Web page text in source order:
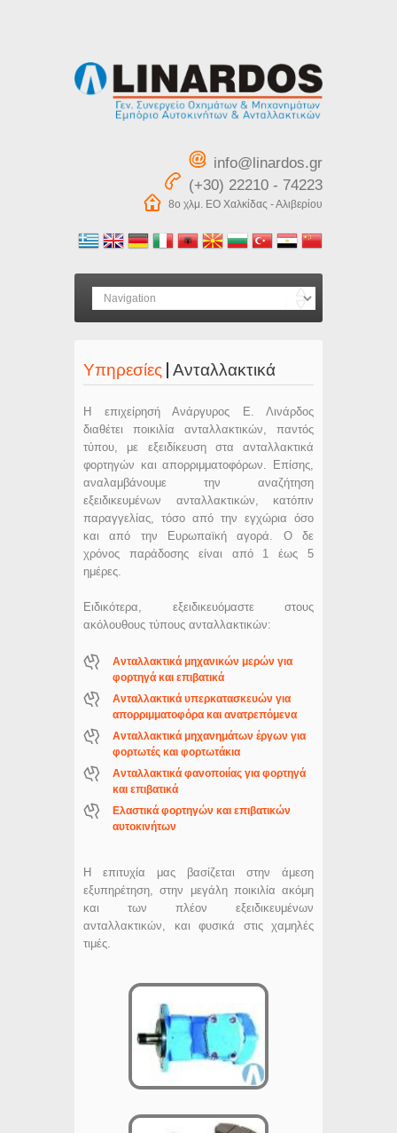
info@linardos.gr
(+30) 22210 - 74223
8ο χλμ. ΕΟ Χαλκίδας - Αλιβερίου
Υπηρεσίες | Ανταλλακτικά
Η επιχείρησή Ανάργυρος Ε. Λινάρδος
διαθέτει ποικιλία ανταλλακτικών, παντός
τύπου, με εξειδίκευση στα ανταλλακτικά
φορτηγών και απορριμματοφόρων. Επίσης,
αναλαμβάνουμε την αναζήτηση
εξειδικευμένων ανταλλακτικών, κατόπιν
παραγγελίας, τόσο από την εγχώρια όσο
και από την Ευρωπαϊκή αγορά. Ο δε
χρόνος παράδοσης είναι από 1 έως 5
ημέρες.
Ειδικότερα, εξειδικευόμαστε στους
ακόλουθους τύπους ανταλλακτικών:
Ανταλλακτικά μηχανικών μερών για
φορτηγά και επιβατικά
Ανταλλακτικά υπερκατασκευών για
απορριμματοφόρα και ανατρεπόμενα
Ανταλλακτικά μηχανημάτων έργων για
φορτωτές και φορτωτάκια
Ανταλλακτικά φανοποιίας για φορτηγά
και επιβατικά
Ελαστικά φορτηγών και επιβατικών
αυτοκινήτων
Η επιτυχία μας βασίζεται στην άμεση
εξυπηρέτηση, στην μεγάλη ποικιλία ακόμη
και των πλέον εξειδικευμένων
ανταλλακτικών, και φυσικά στις χαμηλές
τιμές.